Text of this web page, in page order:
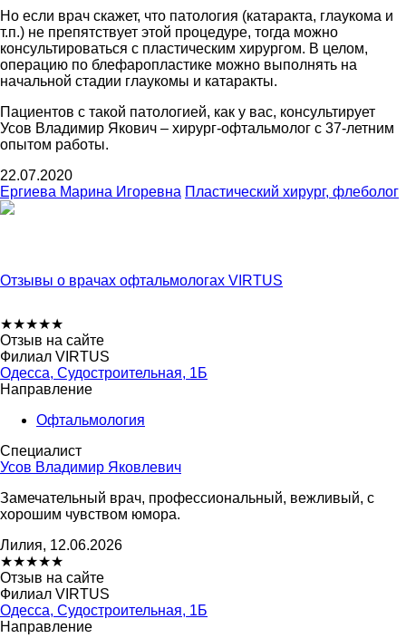
Но если врач скажет, что патология (катаракта, глаукома и
т.п.) не препятствует этой процедуре, тогда можно
консультироваться с пластическим хирургом. В целом,
операцию по блефаропластике можно выполнять на
начальной стадии глаукомы и катаракты.
Пациентов с такой патологией, как у вас, консультирует
Усов Владимир Якович – хирург-офтальмолог с 37-летним
опытом работы.
22.07.2020
Ергиева Марина Игоревна Пластический хирург, флеболог
Отзывы о врачах офтальмологах VIRTUS
★★★★★
Отзыв на сайте
Филиал VIRTUS
Одесса, Судостроительная, 1Б
Направление
Офтальмология
Специалист
Усов Владимир Яковлевич
Замечательный врач, профессиональный, вежливый, с
хорошим чувством юмора.
Лилия, 12.06.2026
★★★★★
Отзыв на сайте
Филиал VIRTUS
Одесса, Судостроительная, 1Б
Направление